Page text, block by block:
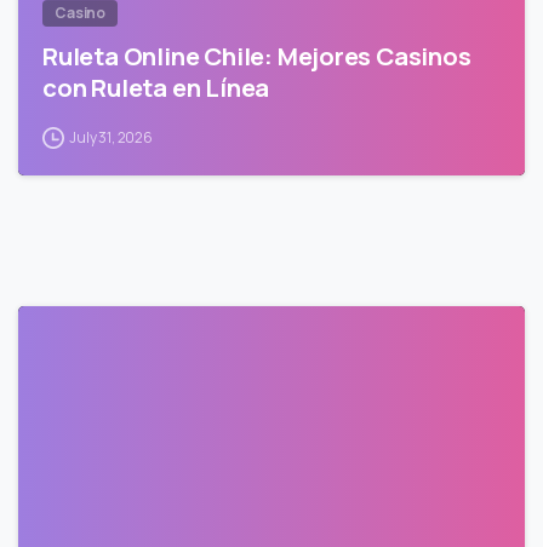
Casino
Ruleta Online Chile: Mejores Casinos
con Ruleta en Línea
July 31, 2026